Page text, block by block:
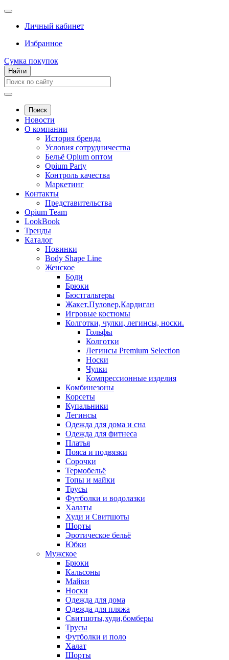
Личный кабинет
Избранное
Сумка покупок
Найти
Поиск
Новости
О компании
История бренда
Условия сотрудничества
Бельё Opium оптом
Opium Party
Контроль качества
Маркетинг
Контакты
Представительства
Opium Team
LookBook
Тренды
Каталог
Новинки
Body Shape Line
Женское
Боди
Брюки
Бюстгальтеры
Жакет,Пуловер,Кардиган
Игровые костюмы
Колготки, чулки, легинсы, носки.
Гольфы
Колготки
Легинсы Premium Selection
Носки
Чулки
Компрессионные изделия
Комбинезоны
Корсеты
Купальники
Легинсы
Одежда для дома и сна
Одежда для фитнеса
Платья
Пояса и подвязки
Сорочки
Термобельё
Топы и майки
Трусы
Футболки и водолазки
Халаты
Худи и Свитшоты
Шорты
Эротическое бельё
Юбки
Мужское
Брюки
Кальсоны
Майки
Носки
Одежда для дома
Одежда для пляжа
Свитшоты,худи,бомберы
Трусы
Футболки и поло
Халат
Шорты